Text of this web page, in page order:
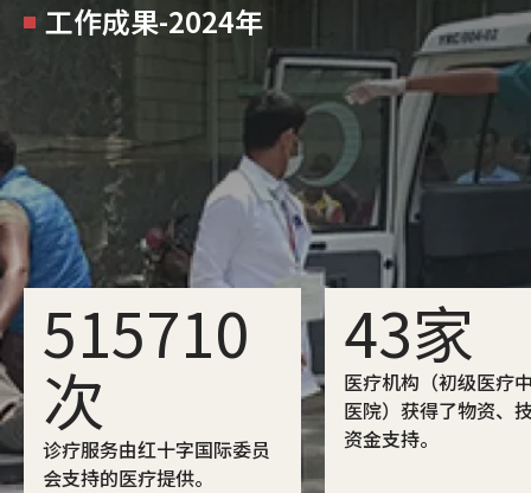
工作成果-2024年
515710
次
诊疗服务由红十字国际委员
会支持的医疗提供。
43家
医疗机构（初级医疗
医院）获得了物资、
资金支持。